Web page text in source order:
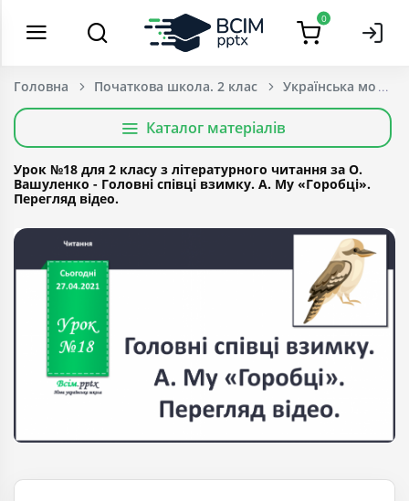
0
Головна Початкова школа. 2 клас Українська мова
Каталог матеріалів
Урок №18 для 2 класу з літературного читання за О.
Вашуленко - Головні співці взимку. А. Му «Горобці».
Перегляд відео.